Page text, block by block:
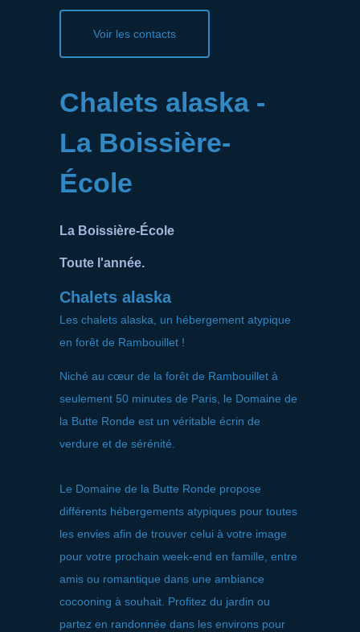
Voir les contacts
Chalets alaska -
La Boissière-
École
La Boissière-École
Toute l'année.
Chalets alaska
Les chalets alaska, un hébergement atypique
en forêt de Rambouillet !
Niché au cœur de la forêt de Rambouillet à
seulement 50 minutes de Paris, le Domaine de
la Butte Ronde est un véritable écrin de
verdure et de sérénité.
Le Domaine de la Butte Ronde propose
différents hébergements atypiques pour toutes
les envies afin de trouver celui à votre image
pour votre prochain week-end en famille, entre
amis ou romantique dans une ambiance
cocooning à souhait. Profitez du jardin ou
partez en randonnée dans les environs pour